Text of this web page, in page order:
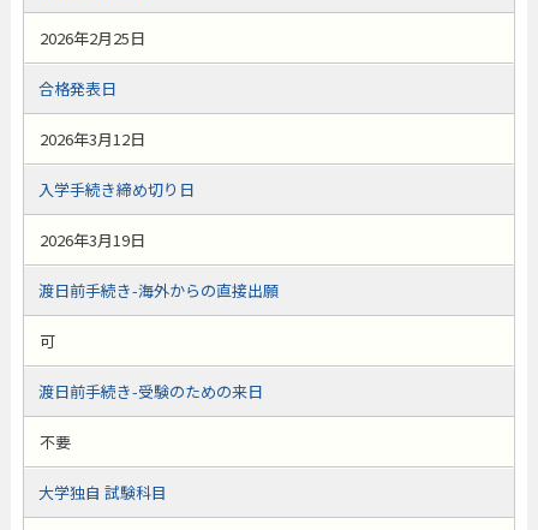
2026年2月25日
合格発表日
2026年3月12日
入学手続き締め切り日
2026年3月19日
渡日前手続き-海外からの直接出願
可
渡日前手続き-受験のための来日
不要
大学独自 試験科目